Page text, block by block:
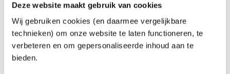
Deze website maakt gebruik van cookies
Wij gebruiken cookies (en daarmee vergelijkbare
technieken) om onze website te laten functioneren, te
verbeteren en om gepersonaliseerde inhoud aan te
bieden.